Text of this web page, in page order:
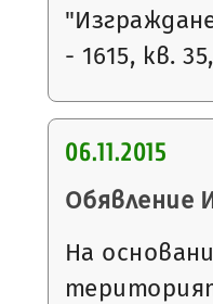
- 1615, кв.
06.11.2015
Обявление
На